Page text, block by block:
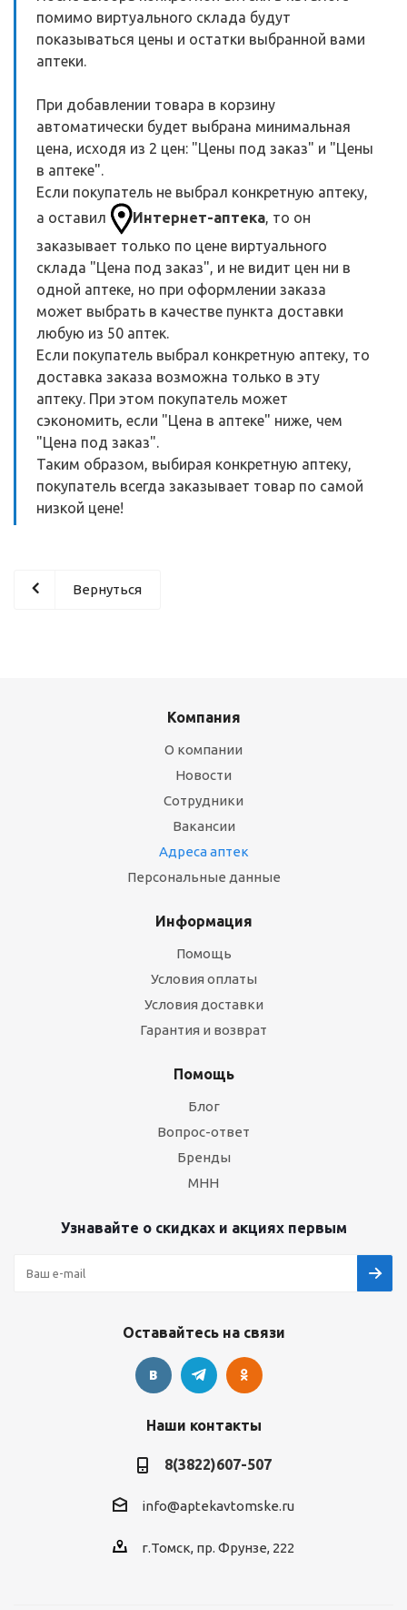
помимо виртуального склада будут
показываться цены и остатки выбранной вами
аптеки.
При добавлении товара в корзину
автоматически будет выбрана минимальная
цена, исходя из 2 цен: "Цены под заказ" и "Цены
в аптеке".
Если покупатель не выбрал конкретную аптеку,
а оставил
Интернет-аптека, то он
заказывает только по цене виртуального
склада "Цена под заказ", и не видит цен ни в
одной аптеке, но при оформлении заказа
может выбрать в качестве пункта доставки
любую из 50 аптек.
Если покупатель выбрал конкретную аптеку, то
доставка заказа возможна только в эту
аптеку. При этом покупатель может
сэкономить, если "Цена в аптеке" ниже, чем
"Цена под заказ".
Таким образом, выбирая конкретную аптеку,
покупатель всегда заказывает товар по самой
низкой цене!
Вернуться
Компания
О компании
Новости
Сотрудники
Вакансии
Адреса аптек
Персональные данные
Информация
Помощь
Условия оплаты
Условия доставки
Гарантия и возврат
Помощь
Блог
Вопрос-ответ
Бренды
МНН
Узнавайте о скидках и акциях первым
Оставайтесь на связи
Наши контакты
8(3822)607-507
info@aptekavtomske.ru
г.Томск, пр. Фрунзе, 222